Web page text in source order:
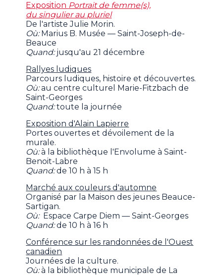
Exposition Portrait de femme(s),
du singulier au pluriel
De l'artiste Julie Morin.
Où:Marius B. Musée — Saint-Joseph-de-
Beauce
Quand:jusqu'au 21 décembre
Rallyes ludiques
Parcours ludiques, histoire et découvertes.
Où:au centre culturel Marie-Fitzbach de
Saint-Georges
Quand:toute la journée
Exposition d'Alain Lapierre
Portes ouvertes et dévoilement de la
murale.
Où:à la bibliothèque l'Envolume à Saint-
Benoit-Labre
Quand:de 10 h à 15 h
Marché aux couleurs d'automne
Organisé par la Maison des jeunes Beauce-
Sartigan.
Où:Espace Carpe Diem — Saint-Georges
Quand:de 10 h à 16 h
Conférence sur les randonnées de l'Ouest
canadien
Journées de la culture.
Où:à la bibliothèque municipale de La